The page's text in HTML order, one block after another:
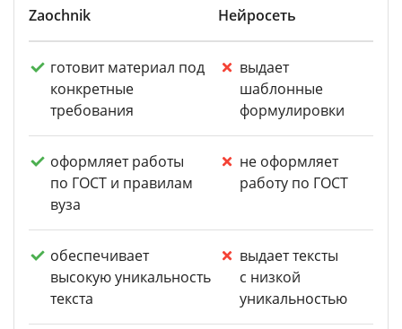
Zaochnik Нейросеть
готовит материал под
конкретные
требования
выдает
шаблонные
формулировки
оформляет работы
по ГОСТ и правилам
вуза
не оформляет
работу по ГОСТ
обеспечивает
высокую уникальность
текста
выдает тексты
с низкой
уникальностью